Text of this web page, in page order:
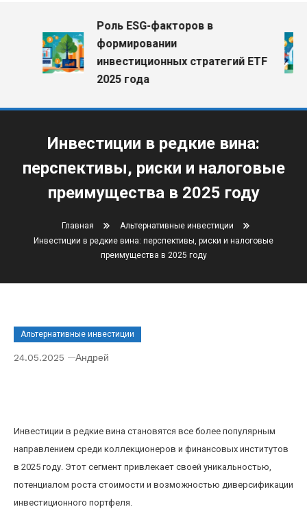
Роль ESG-факторов в
формировании
инвестиционных стратегий ETF
2025 года
Инвестиции в редкие вина:
перспективы, риски и налоговые
преимущества в 2025 году
Главная
Альтернативные инвестиции
Инвестиции в редкие вина: перспективы, риски и налоговые
преимущества в 2025 году
Альтернативные инвестиции
24.05.2025 Андрей
Инвестиции в редкие вина становятся все более популярным
направлением среди коллекционеров и финансовых институтов
в 2025 году. Этот сегмент привлекает своей уникальностью,
потенциалом роста стоимости и возможностью диверсификации
инвестиционного портфеля.